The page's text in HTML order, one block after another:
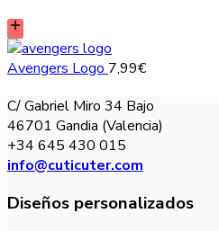
Avengers Logo 7,99€
C/ Gabriel Miro 34 Bajo
46701 Gandia (Valencia)
+34 645 430 015
info@cuticuter.com
Diseños personalizados